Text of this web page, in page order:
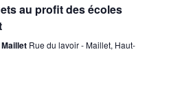
au profit des écoles
Rue du lavoir - Maillet, Haut-